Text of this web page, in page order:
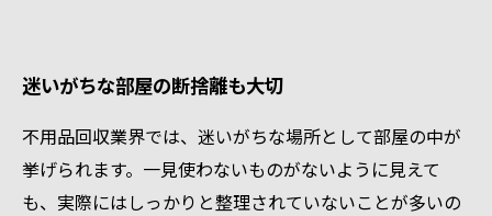
迷いがちな部屋の断捨離も大切
不用品回収業界では、迷いがちな場所として部屋の中が
挙げられます。一見使わないものがないように見えて
も、実際にはしっかりと整理されていないことが多いの